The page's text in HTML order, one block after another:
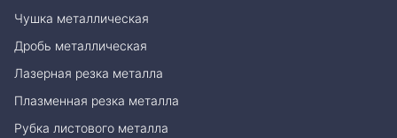
Чушка металлическая
Дробь металлическая
Лазерная резка металла
Плазменная резка металла
Рубка листового металла